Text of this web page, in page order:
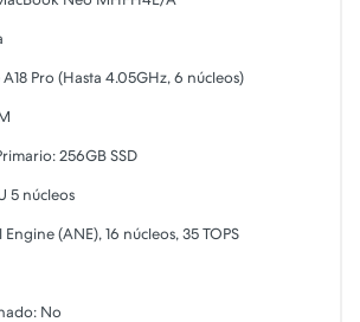
Pro (Hasta 4.05GHz, 6 núcleos)
256GB SSD
5 núcleos
(ANE), 16 núcleos, 35 TOPS
No